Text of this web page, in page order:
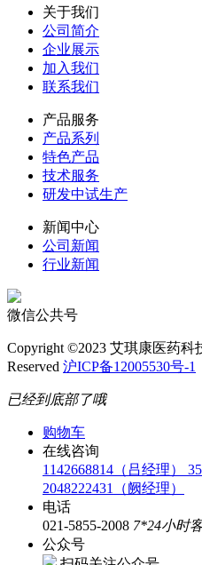
关于我们
公司简介
企业展示
加入我们
联系我们
产品服务
产品系列
特色产品
技术服务
研发中试生产
新闻中心
公司新闻
行业新闻
微信公共号
Copyright ©2023 艾琪康医药科
Reserved 沪ICP备12005530号-1
已经到底部了哦
购物车
在线咨询
1142668814（吕经理）
2048222431（阙经理）
电话
021-5855-2008 7*24小时
公众号